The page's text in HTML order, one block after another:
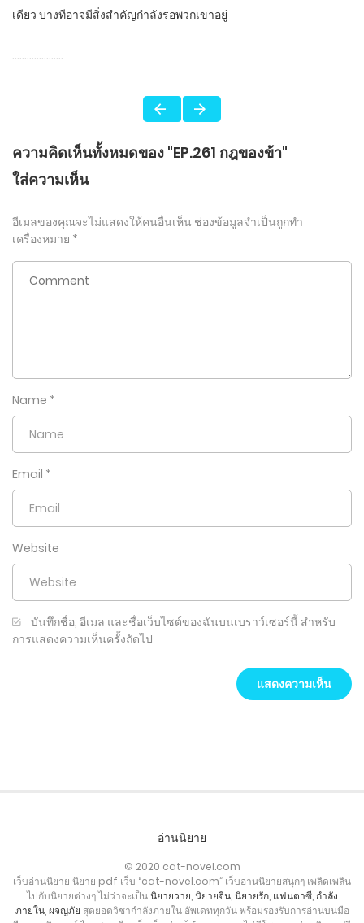
เดียว บางทีอาจมีสิ่งสำคัญกำลังรอพวกเขาอยู่
…………………
ความคิดเห็นทั้งหมดของ "EP.261 กฎของข้า"
ใส่ความเห็น
อีเมลของคุณจะไม่แสดงให้คนอื่นเห็น ช่องข้อมูลจำเป็นถูกทำ
เครื่องหมาย *
Name *
Email *
Website
บันทึกชื่อ, อีเมล และชื่อเว็บไซต์ของฉันบนเบราว์เซอร์นี้ สำหรับ
การแสดงความเห็นครั้งถัดไป
อ่านนิยาย
© 2020 cat-novel.com
เว็บอ่านนิยาย นิยาย pdf เว็บ “cat-novel.com” เว็บอ่านนิยายสนุกๆ เพลิดเพลิน
ไปกับนิยายต่างๆ ไม่ว่าจะเป็นนิยายวาย นิยายจีน, นิยายรัก, แฟนตาซี, กำลัง
ภายใน, ผจญภัย สุดยอดวิชากำลังภายใน อัพเดททุกวัน พร้อมรองรับการอ่านบนมือ